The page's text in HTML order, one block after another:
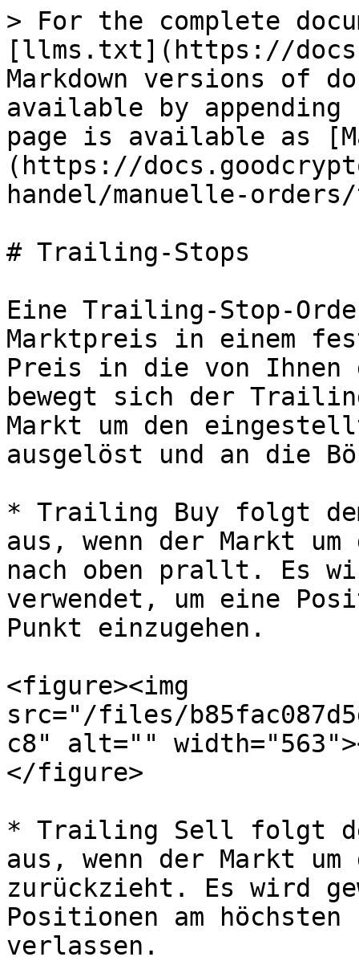
> For the complete
[llms.txt](https://
Markdown versions of
available by
page is available as
(https://
handel/manuelle-
# Trailing-Stops
Eine Trailing-Stop-
Marktpreis in einem
Preis in die von Ihnen
bewegt sich der
Markt um den
ausgelöst und an die
* Trailing Buy folgt
aus, wenn der Markt
nach oben prallt. Es
verwendet, um eine
Punkt einzugehen.
<figure><img
src="/files/
c8" alt=""
</figure>
* Trailing Sell folgt
aus, wenn der Markt
zurückzieht. Es wird
Positionen am
verlassen.